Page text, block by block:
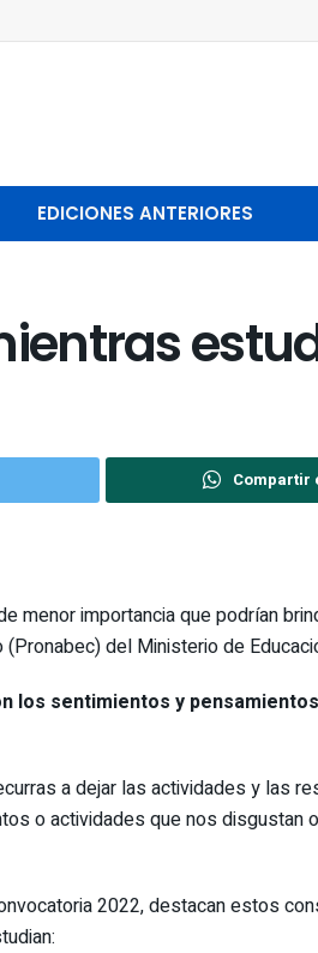
EDICIONES ANTERIORES
Compartir
menor importancia que podrían
del Ministerio de
los sentimientos y
a dejar las actividades y las
o actividades que nos disgustan
2022, destacan estos